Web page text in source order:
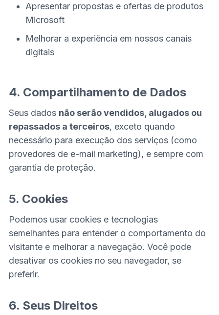
Apresentar propostas e ofertas de produtos
Microsoft
Melhorar a experiência em nossos canais
digitais
4. Compartilhamento de Dados
Seus dados não serão vendidos, alugados ou
repassados a terceiros, exceto quando
necessário para execução dos serviços (como
provedores de e-mail marketing), e sempre com
garantia de proteção.
5. Cookies
Podemos usar cookies e tecnologias
semelhantes para entender o comportamento do
visitante e melhorar a navegação. Você pode
desativar os cookies no seu navegador, se
preferir.
6. Seus Direitos